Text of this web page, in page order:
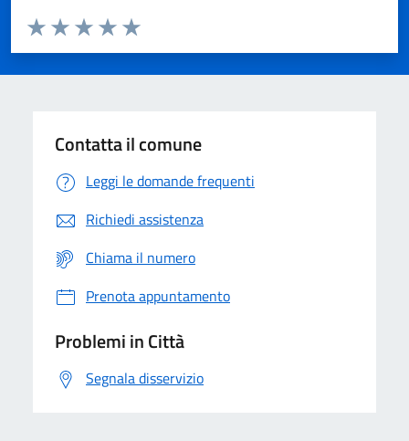
Domanda
Valuta da 1 a 5 stelle la pagina
Valuta 5 stelle su 5
Valuta 4 stelle su 5
Valuta 3 stelle su 5
Valuta 2 stelle su 5
Valuta 1 stelle su 5
Contatta il comune
Leggi le domande frequenti
Richiedi assistenza
Chiama il numero
Prenota appuntamento
Problemi in Città
Segnala disservizio